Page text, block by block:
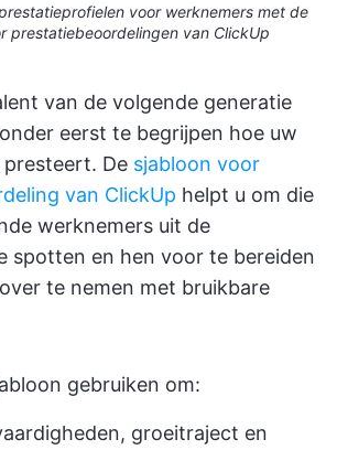
voor werknemers met de
prestatiebeoordelingen van ClickUp
van de volgende generatie
eerst te begrijpen hoe uw
De sjabloon voor
van ClickUp helpt u om die
werknemers uit de
spotten en hen voor te bereiden
te nemen met bruikbare
gebruiken om:
groeitraject en